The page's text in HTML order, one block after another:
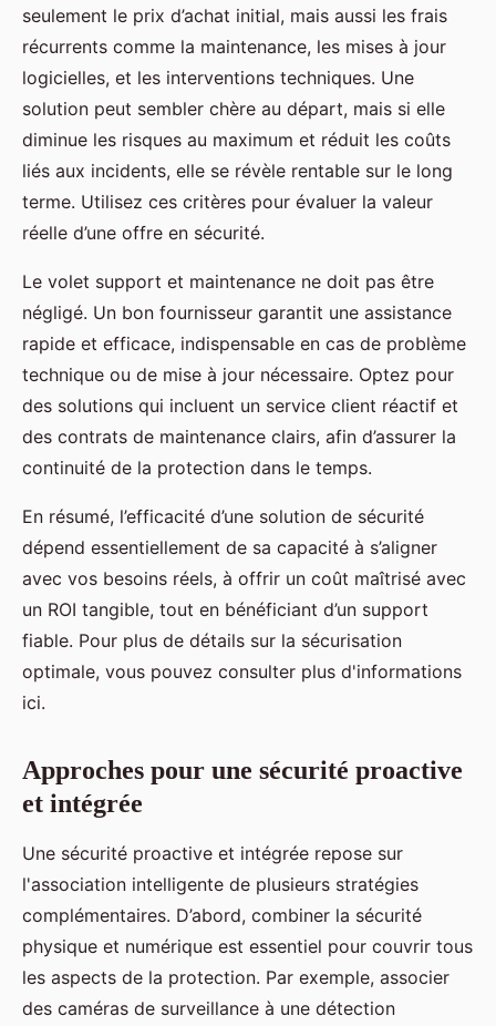
seulement le prix d’achat initial, mais aussi les frais
récurrents comme la maintenance, les mises à jour
logicielles, et les interventions techniques. Une
solution peut sembler chère au départ, mais si elle
diminue les risques au maximum et réduit les coûts
liés aux incidents, elle se révèle rentable sur le long
terme. Utilisez ces critères pour évaluer la valeur
réelle d’une offre en sécurité.
Le volet support et maintenance ne doit pas être
négligé. Un bon fournisseur garantit une assistance
rapide et efficace, indispensable en cas de problème
technique ou de mise à jour nécessaire. Optez pour
des solutions qui incluent un service client réactif et
des contrats de maintenance clairs, afin d’assurer la
continuité de la protection dans le temps.
En résumé, l’efficacité d’une solution de sécurité
dépend essentiellement de sa capacité à s’aligner
avec vos besoins réels, à offrir un coût maîtrisé avec
un ROI tangible, tout en bénéficiant d’un support
fiable. Pour plus de détails sur la sécurisation
optimale, vous pouvez consulter plus d'informations
ici.
Approches pour une sécurité proactive
et intégrée
Une sécurité proactive et intégrée repose sur
l'association intelligente de plusieurs stratégies
complémentaires. D’abord, combiner la sécurité
physique et numérique est essentiel pour couvrir tous
les aspects de la protection. Par exemple, associer
des caméras de surveillance à une détection